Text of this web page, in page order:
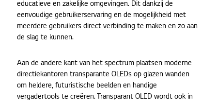
educatieve en zakelijke omgevingen. Dit dankzij de
eenvoudige gebruikerservaring en de mogelijkheid met
meerdere gebruikers direct verbinding te maken en zo aan
de slag te kunnen.
Aan de andere kant van het spectrum plaatsen moderne
directiekantoren transparante OLEDs op glazen wanden
om heldere, futuristische beelden en handige
vergadertools te creëren. Transparant OLED wordt ook in